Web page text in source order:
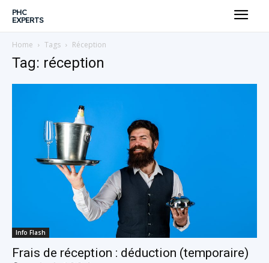
PHC
EXPERTS
Home Tags Réception
Tag: réception
Info Flash
Frais de réception : déduction (temporaire)